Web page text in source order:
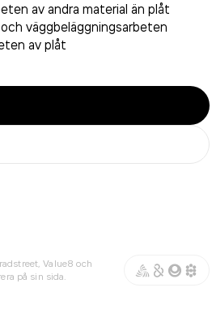
av andra material än plåt
väggbeläggningsarbeten
av plåt
Value8 och
på sin sida.